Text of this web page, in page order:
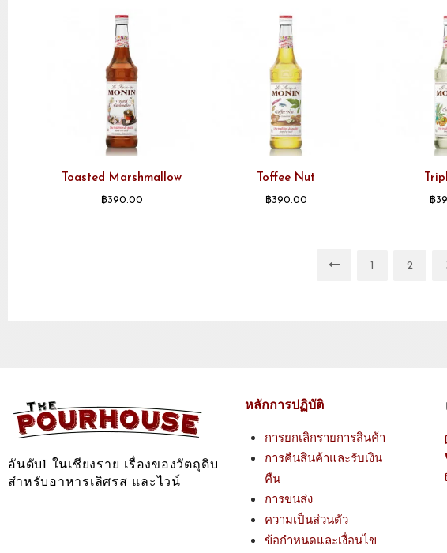
Toasted Marshmallow
฿390.00
Toffee Nut
฿390.00 ฿
1 2
อันดับ1 ในเชียงราย เรื่องของวัตถุดิบ
สำหรับอาหารเลิศรส และไวน์
หลักการปฏิบัติ
การยกเลิกรายการสินค้า
การคืนสินค้าและรับเงิน
คืน
การขนส่ง
ความเป็นส่วนตัว
ข้อกำหนดและเงื่อนไข